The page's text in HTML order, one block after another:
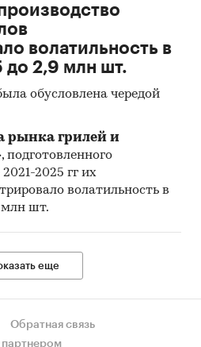
волатильность в
до 2,9 млн шт.
обусловлена чередой
рынка грилей и
, подготовленного
2025 гг их
волатильность в
млн шт.
еще
Обратная связь
партнером